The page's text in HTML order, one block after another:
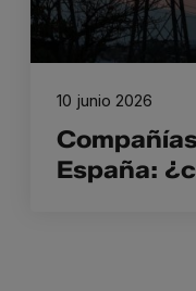
España:
10 junio 2026